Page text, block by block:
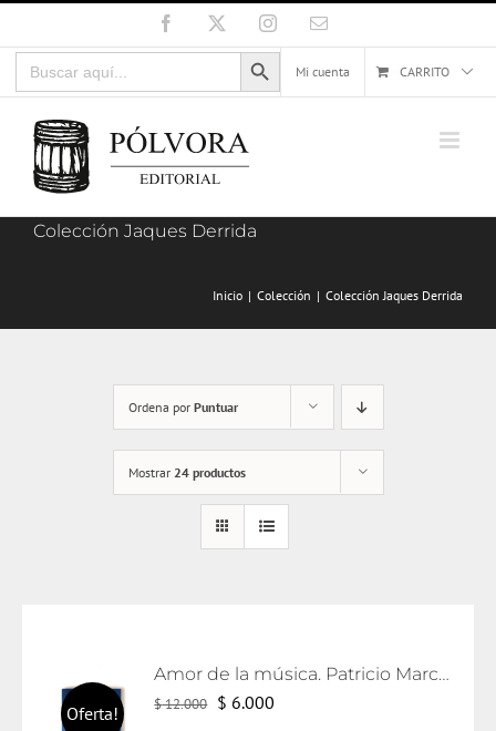
al
contenido
Facebook InstagramCorreo
Buscar:
Botón de búsqueda
Mi cuenta
CARRITO
Colección Jaques Derrida
Inicio Colección Colección Jaques Derrida
Ordena por Puntuar
Mostrar 24 productos
Oferta!
Amor de la música. Patricio Marchant.
$12.000 El
$ 6.000